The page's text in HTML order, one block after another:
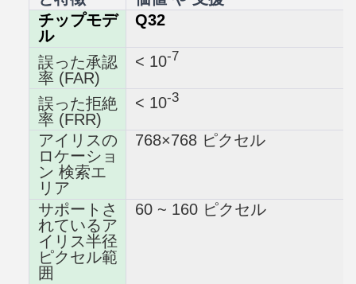
チップモデ
ル
Q32
誤った承認
率 (FAR)
< 10-7
誤った拒絶
率 (FRR)
< 10-3
アイリスの
ロケーショ
ン 検索エ
リア
768×768 ピクセル
サポートさ
れているア
イリス半径
ピクセル範
囲
60 ~ 160 ピクセル